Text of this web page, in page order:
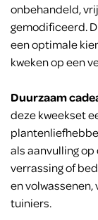
onbehandeld,
gemodificeerd.
een optimale
kweken op een
Duurzaam
deze kweekset
als aanvulling
verrassing of
en volwassenen,
tuiniers.